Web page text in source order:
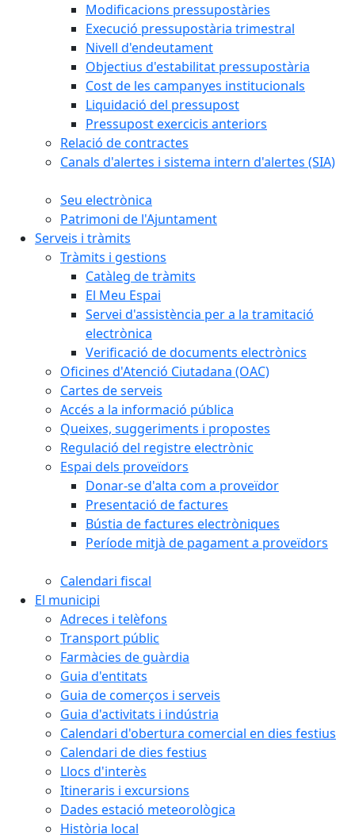
Modificacions pressupostàries
Execució pressupostària trimestral
Nivell d'endeutament
Objectius d'estabilitat pressupostària
Cost de les campanyes institucionals
Liquidació del pressupost
Pressupost exercicis anteriors
Relació de contractes
Canals d'alertes i sistema intern d'alertes (SIA)
Seu electrònica
Patrimoni de l'Ajuntament
Serveis i tràmits
Tràmits i gestions
Catàleg de tràmits
El Meu Espai
Servei d'assistència per a la tramitació
electrònica
Verificació de documents electrònics
Oficines d'Atenció Ciutadana (OAC)
Cartes de serveis
Accés a la informació pública
Queixes, suggeriments i propostes
Regulació del registre electrònic
Espai dels proveïdors
Donar-se d'alta com a proveïdor
Presentació de factures
Bústia de factures electròniques
Període mitjà de pagament a proveïdors
Calendari fiscal
El municipi
Adreces i telèfons
Transport públic
Farmàcies de guàrdia
Guia d'entitats
Guia de comerços i serveis
Guia d'activitats i indústria
Calendari d'obertura comercial en dies festius
Calendari de dies festius
Llocs d'interès
Itineraris i excursions
Dades estació meteorològica
Història local